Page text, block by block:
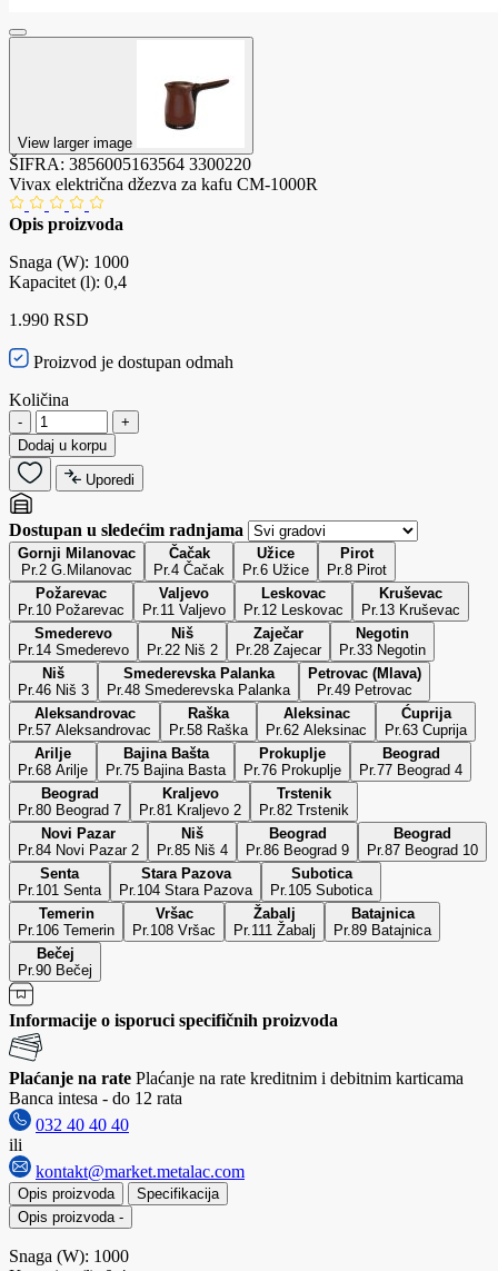
View larger image
ŠIFRA: 3856005163564 3300220
Vivax električna džezva za kafu CM-1000R
Opis proizvoda
Snaga (W): 1000
Kapacitet (l): 0,4
1.990 RSD
Proizvod je dostupan odmah
Količina
-
+
Dodaj u korpu
Uporedi
Dostupan u sledećim radnjama
Gornji Milanovac
Pr.2 G.Milanovac
Čačak
Pr.4 Čačak
Užice
Pr.6 Užice
Pirot
Pr.8 Pirot
Požarevac
Pr.10 Požarevac
Valjevo
Pr.11 Valjevo
Leskovac
Pr.12 Leskovac
Kruševac
Pr.13 Kruševac
Smederevo
Pr.14 Smederevo
Niš
Pr.22 Niš 2
Zaječar
Pr.28 Zajecar
Negotin
Pr.33 Negotin
Niš
Pr.46 Niš 3
Smederevska Palanka
Pr.48 Smederevska Palanka
Petrovac (Mlava)
Pr.49 Petrovac
Aleksandrovac
Pr.57 Aleksandrovac
Raška
Pr.58 Raška
Aleksinac
Pr.62 Aleksinac
Ćuprija
Pr.63 Cuprija
Arilje
Pr.68 Arilje
Bajina Bašta
Pr.75 Bajina Basta
Prokuplje
Pr.76 Prokuplje
Beograd
Pr.77 Beograd 4
Beograd
Pr.80 Beograd 7
Kraljevo
Pr.81 Kraljevo 2
Trstenik
Pr.82 Trstenik
Novi Pazar
Pr.84 Novi Pazar 2
Niš
Pr.85 Niš 4
Beograd
Pr.86 Beograd 9
Beograd
Pr.87 Beograd 10
Senta
Pr.101 Senta
Stara Pazova
Pr.104 Stara Pazova
Subotica
Pr.105 Subotica
Temerin
Pr.106 Temerin
Vršac
Pr.108 Vršac
Žabalj
Pr.111 Žabalj
Batajnica
Pr.89 Batajnica
Bečej
Pr.90 Bečej
Informacije o isporuci specifičnih proizvoda
Plaćanje na rate Plaćanje na rate kreditnim i debitnim karticama
Banca intesa - do 12 rata
032 40 40 40
ili
kontakt@market.metalac.com
Opis proizvoda
Specifikacija
Opis proizvoda -
Snaga (W): 1000